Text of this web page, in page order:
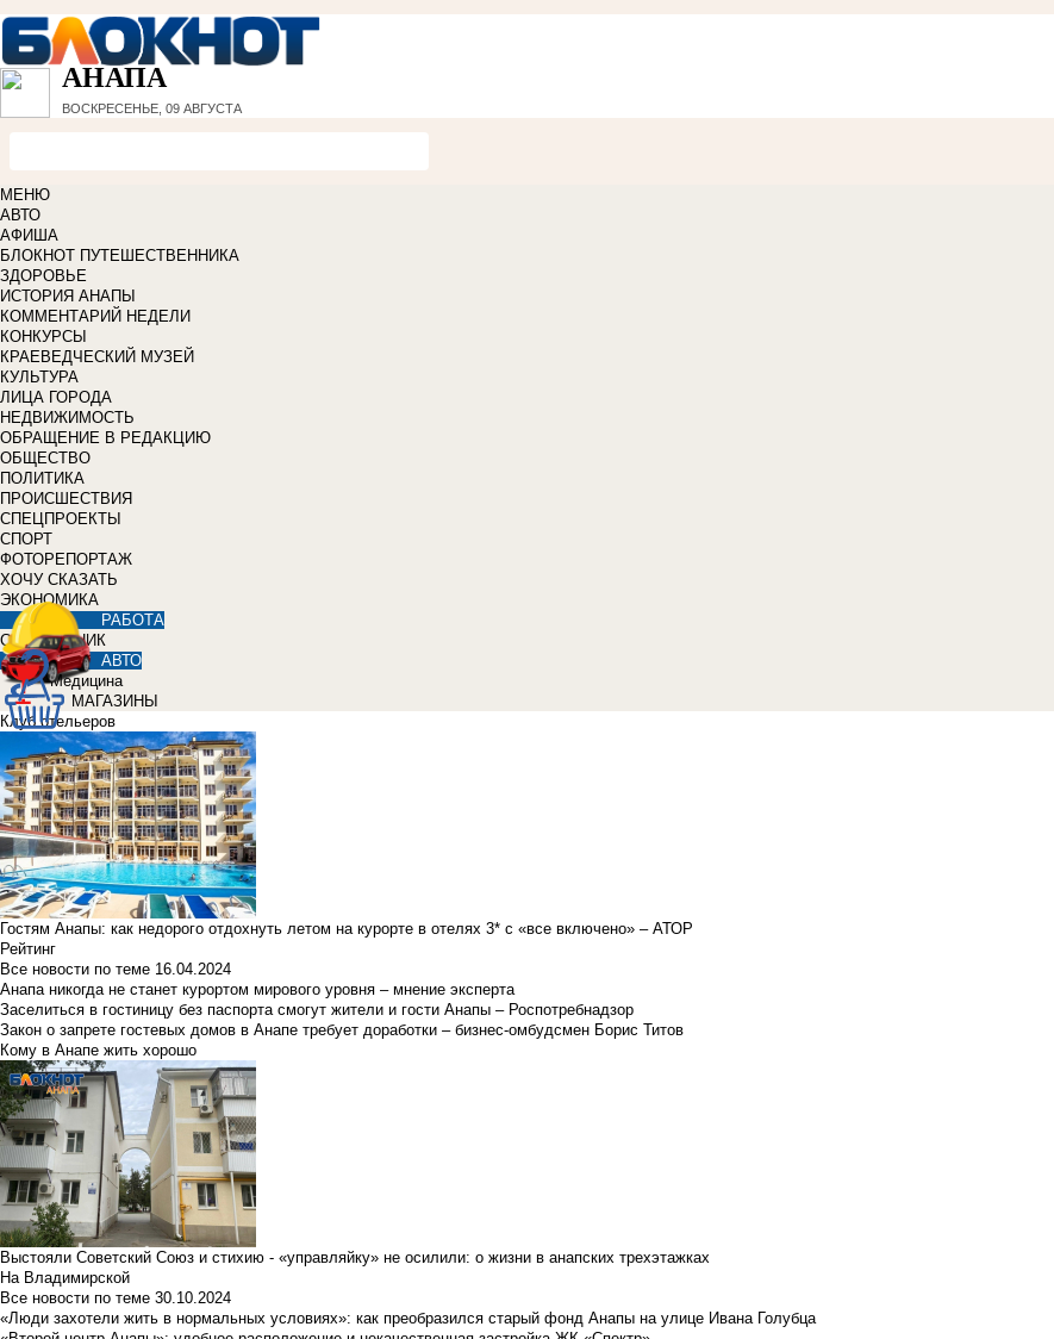
АНАПА
ВОСКРЕСЕНЬЕ, 09 АВГУСТА
МЕНЮ
АВТО
АФИША
БЛОКНОТ ПУТЕШЕСТВЕННИКА
ЗДОРОВЬЕ
ИСТОРИЯ АНАПЫ
КОММЕНТАРИЙ НЕДЕЛИ
КОНКУРСЫ
КРАЕВЕДЧЕСКИЙ МУЗЕЙ
КУЛЬТУРА
ЛИЦА ГОРОДА
НЕДВИЖИМОСТЬ
ОБРАЩЕНИЕ В РЕДАКЦИЮ
ОБЩЕСТВО
ПОЛИТИКА
ПРОИСШЕСТВИЯ
СПЕЦПРОЕКТЫ
СПОРТ
ФОТОРЕПОРТАЖ
ХОЧУ СКАЗАТЬ
ЭКОНОМИКА
РАБОТА
СПРАВОЧНИК
АВТО
Медицина
МАГАЗИНЫ
Клуб отельеров
Гостям Анапы: как недорого отдохнуть летом на курорте в отелях 3* с «все включено» – АТОР
Рейтинг
Все новости по теме 16.04.2024
Анапа никогда не станет курортом мирового уровня – мнение эксперта
Заселиться в гостиницу без паспорта смогут жители и гости Анапы – Роспотребнадзор
Закон о запрете гостевых домов в Анапе требует доработки – бизнес-омбудсмен Борис Титов
Кому в Анапе жить хорошо
Выстояли Советский Союз и стихию - «управляйку» не осилили: о жизни в анапских трехэтажках
На Владимирской
Все новости по теме 30.10.2024
«Люди захотели жить в нормальных условиях»: как преобразился старый фонд Анапы на улице Ивана Голубца